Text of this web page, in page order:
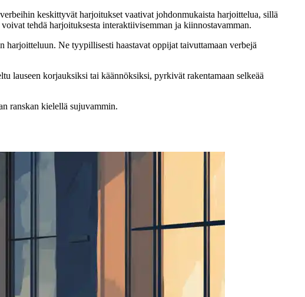
keskittyvät harjoitukset vaativat johdonmukaista harjoittelua, sillä
tehdä harjoituksesta interaktiivisemman ja kiinnostavamman.
Ne tyypillisesti haastavat oppijat taivuttamaan verbejä
lauseen korjauksiksi tai käännöksiksi, pyrkivät rakentamaan selkeää
ranskan kielellä sujuvammin.